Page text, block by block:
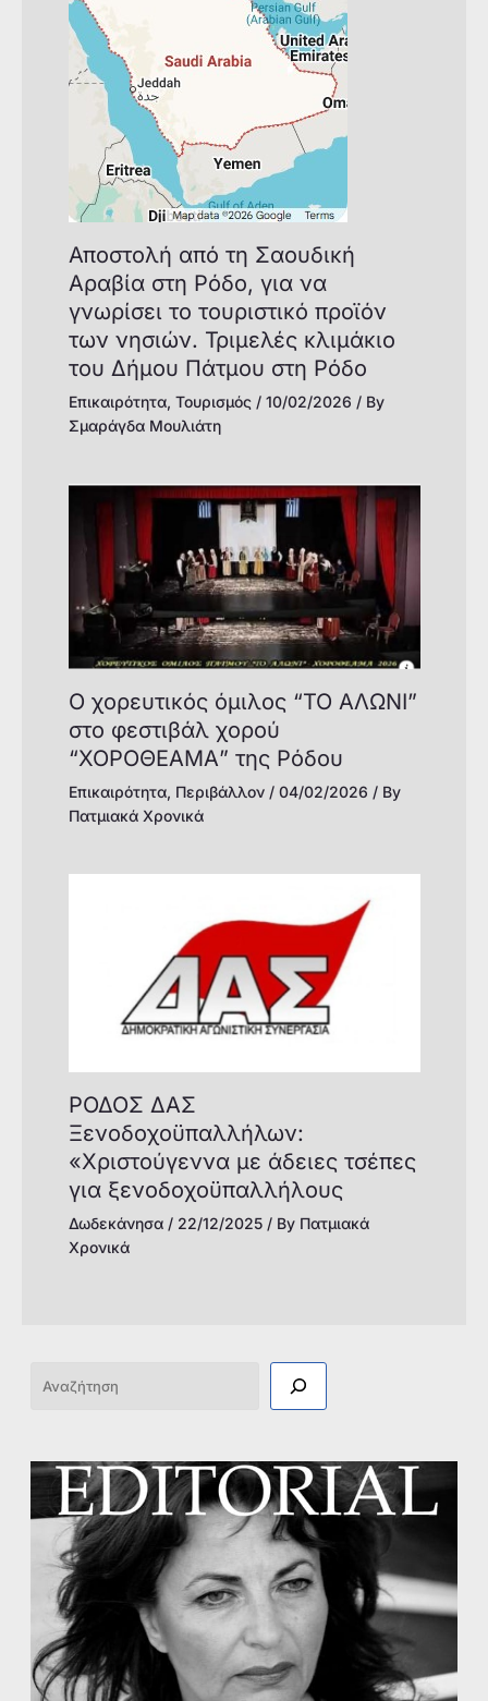
Αποστολή από τη Σαουδική
Αραβία στη Ρόδο, για να
γνωρίσει το τουριστικό προϊόν
των νησιών. Τριμελές κλιμάκιο
του Δήμου Πάτμου στη Ρόδο
Επικαιρότητα, Τουρισμός/ 10/02/2026 / By
Σμαράγδα Μουλιάτη
Ο χορευτικός όμιλος “ΤΟ ΑΛΩΝΙ”
στο φεστιβάλ χορού
“ΧΟΡΟΘΕΑΜΑ” της Ρόδου
Επικαιρότητα, Περιβάλλον/ 04/02/2026 / By
Πατμιακά Χρονικά
ΡΟΔΟΣ ΔΑΣ
Ξενοδοχοϋπαλλήλων:
«Χριστούγεννα με άδειες τσέπες
για ξενοδοχοϋπαλλήλους
Δωδεκάνησα/ 22/12/2025 / By Πατμιακά
Χρονικά
Αναζήτηση